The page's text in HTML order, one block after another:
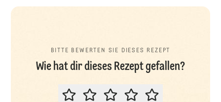
BITTE BEWERTEN SIE DIESES REZEPT
Wie hat dir dieses Rezept gefallen?
BITTE BEWERTEN SIE DIESES